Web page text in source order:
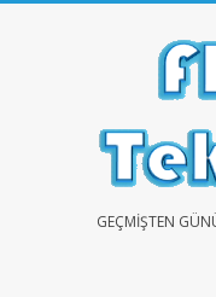
FREEGEÇMIŞTEN